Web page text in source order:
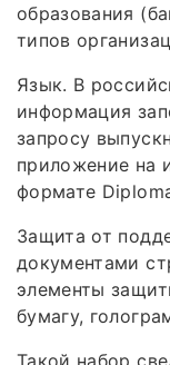
образования
типов
Язык. В
информация
запросу
приложение на
формате
Защита от
документами
элементы
бумагу,
Такой набор